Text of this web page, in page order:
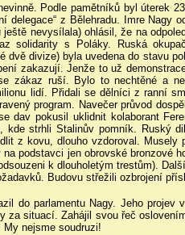
Podle pamětníků byl úterek
delegace“ z Bělehradu. Imre Nagy
nevysílala) ohlásil, že na
solidarity s Poláky. Ruská
dvě divize) byla uvedena do stavu
zakazují. Jenže to už
zákaz ruší. Bylo to nechtěné a
lidí. Přidali se dělníci z ranní
program. Navečer průvod
dav pokusil uklidnit kolaborant
kde strhli Stalinův pomník. Ruský
z kovu, dlouho vzdoroval. Musely
podstavci jen obrovské bronzové
k dlouholetým trestům).
Budovu střežili ozbrojení
do parlamentu Nagy. Jeho
za situací. Zahájil svou řeč
nejsme soudruzi!